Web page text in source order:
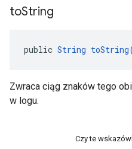
toString
public String toString
Zwraca ciąg znaków tego
w logu.
Czy te